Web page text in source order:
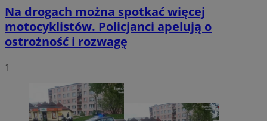
Na drogach można spotkać więcej
motocyklistów. Policjanci apelują o
ostrożność i rozwagę
1